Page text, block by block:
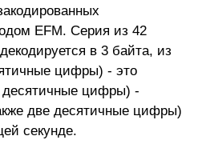
EFM. Серия из 42
в 3 байта, из
цифры) - это
цифры) -
две десятичные цифры)
секунде.